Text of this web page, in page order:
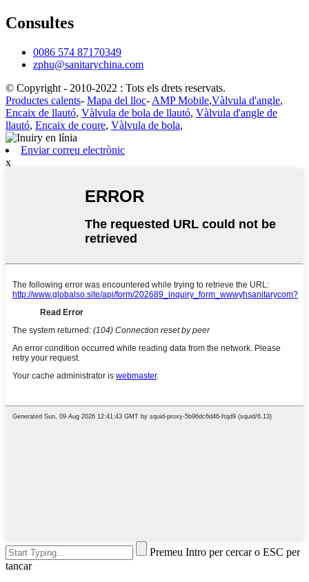
Consultes
0086 574 87170349
zphu@sanitarychina.com
© Copyright - 2010-2022 : Tots els drets reservats.
Productes calents- Mapa del lloc- AMP Mobile,Vàlvula d'angle,
Encaix de llautó, Vàlvula de bola de llautó, Vàlvula d'angle de
llautó, Encaix de coure, Vàlvula de bola,
Enviar correu electrònic
x
Premeu Intro per cercar o ESC per
tancar